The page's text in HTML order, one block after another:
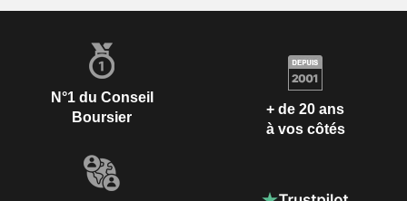
N°1 du Conseil
Boursier
+ de 20 ans
à vos côtés